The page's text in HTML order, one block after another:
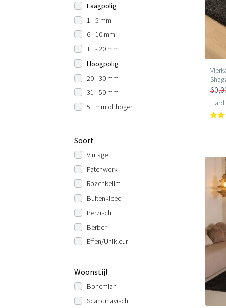
Laagpolig
1 - 5 mm
6 - 10 mm
11 - 20 mm
Hoogpolig
20 - 30 mm
31 - 50 mm
51 mm of hoger
Soort
Vintage
Patchwork
Rozenkelim
Buitenkleed
Perzisch
Berber
Effen/Unikleur
Woonstijl
Bohemian
Scandinavisch